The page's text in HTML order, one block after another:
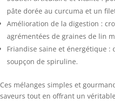
pâte dorée au curcuma et un
Amélioration de la digestion :
agrémentées de graines de lin
Friandise saine et énergétique
soupçon de spiruline.
Ces mélanges simples et
saveurs tout en offrant un